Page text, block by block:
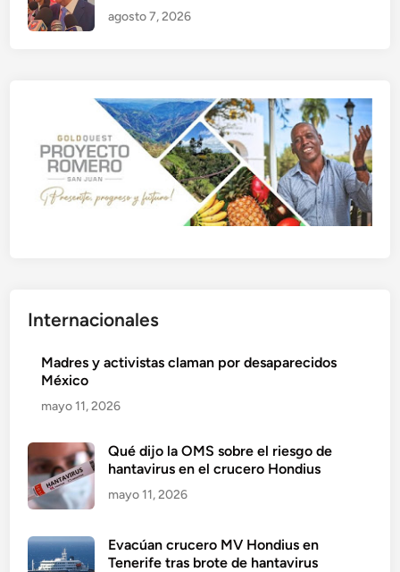
agosto 7, 2026
Internacionales
Madres y activistas claman por desaparecidos
México
mayo 11, 2026
Qué dijo la OMS sobre el riesgo de
hantavirus en el crucero Hondius
mayo 11, 2026
Evacúan crucero MV Hondius en
Tenerife tras brote de hantavirus